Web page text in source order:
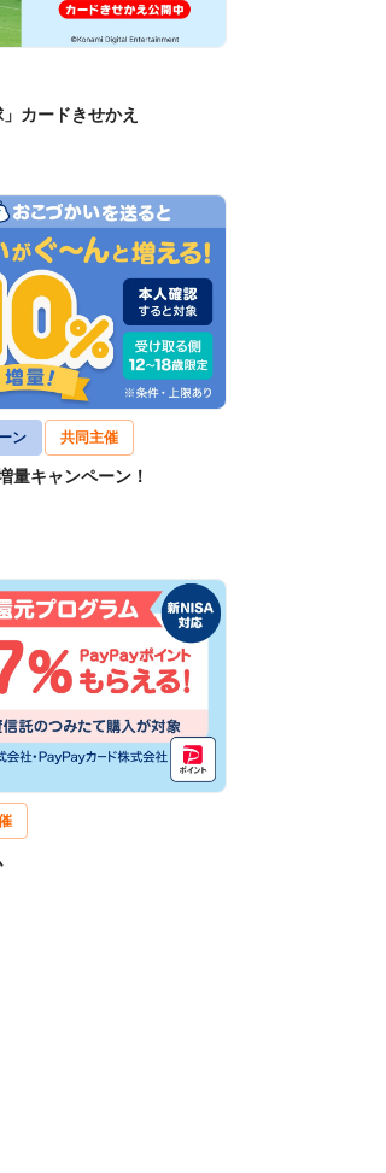
カードきせかえ
ン 共同主催
量キャンペーン！